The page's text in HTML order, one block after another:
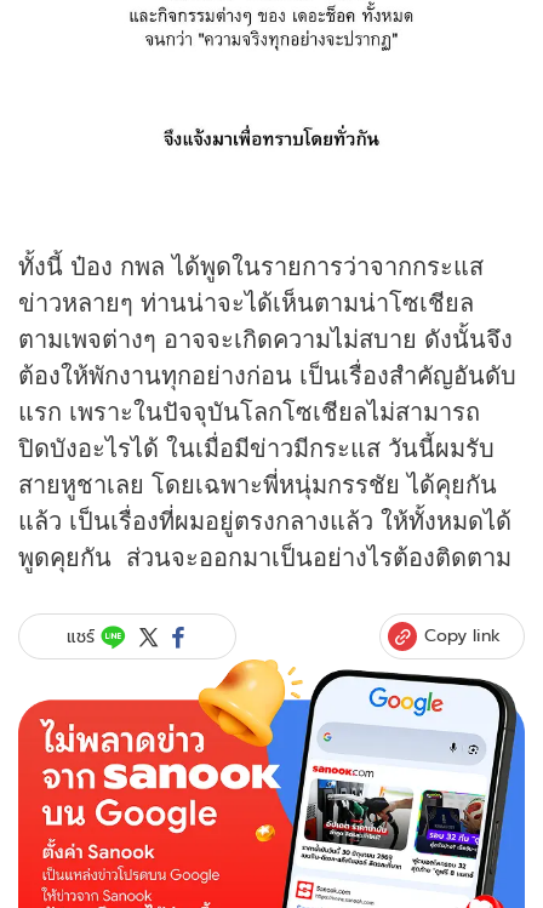
ทั้งนี้ ป๋อง กพล ได้พูดในรายการว่าจากกระแส
ข่าวหลายๆ ท่านน่าจะได้เห็นตามน่าโซเชียล
ตามเพจต่างๆ อาจจะเกิดความไม่สบาย ดังนั้นจึง
ต้องให้พักงานทุกอย่างก่อน เป็นเรื่องสำคัญอันดับ
แรก เพราะในปัจจุบันโลกโซเชียลไม่สามารถ
ปิดบังอะไรได้ ในเมื่อมีข่าวมีกระแส วันนี้ผมรับ
สายหูชาเลย โดยเฉพาะพี่หนุ่มกรรชัย ได้คุยกัน
แล้ว เป็นเรื่องที่ผมอยู่ตรงกลางแล้ว ให้ทั้งหมดได้
พูดคุยกัน ส่วนจะออกมาเป็นอย่างไรต้องติดตาม
แชร์ Copy link